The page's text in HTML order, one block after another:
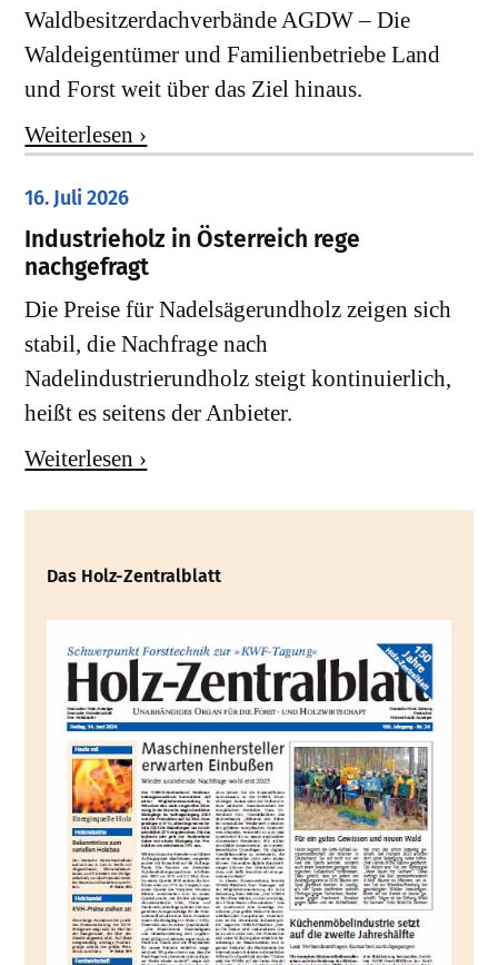
Waldbesitzerdachverbände AGDW – Die
Waldeigentümer und Familienbetriebe Land
und Forst weit über das Ziel hinaus.
Weiterlesen ›
16. Juli 2026
Industrieholz in Österreich rege
nachgefragt
Die Preise für Nadelsägerundholz zeigen sich
stabil, die Nachfrage nach
Nadelindustrierundholz steigt kontinuierlich,
heißt es seitens der Anbieter.
Weiterlesen ›
Das Holz-Zentralblatt